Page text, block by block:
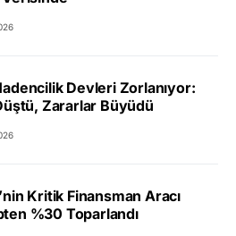
Devleri Zorlanıyor:
Zararlar Büyüdü
Kritik Finansman Aracı
%30 Toparlandı